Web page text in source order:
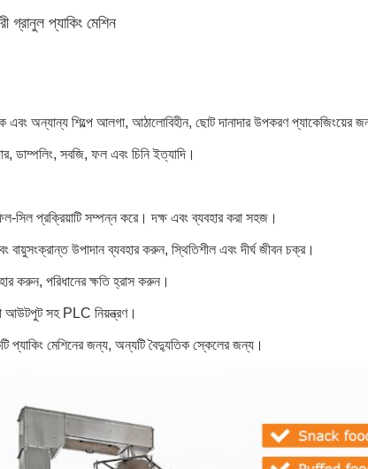
গ্রানুল প্যাকিং মেশিন
এবং অন্যান্য শিল্পে আলগা, আঠালোবিহীন, ছোট দানাদার উপকরণ
ডাম্পলিং, সবজি, ফল এবং চিনি ইত্যাদি।
সিল প্রক্রিয়াটি সম্পন্ন করে। দক্ষ এবং ব্যবহার করা সহজ।
বায়ুসংক্রান্ত উপাদান ব্যবহার করুন, স্থিতিশীল এবং দীর্ঘ জীবন চক্র।
করুন, পরিধানের ক্ষতি হ্রাস করুন।
আউটপুট সহ PLC নিয়ন্ত্রণ।
প্যাকিং মেশিনের জন্য, অন্যটি বৈদ্যুতিক স্কেলের জন্য।